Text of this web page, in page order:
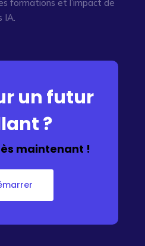
formations et l’impact de
IA.
un futur
?
maintenant !